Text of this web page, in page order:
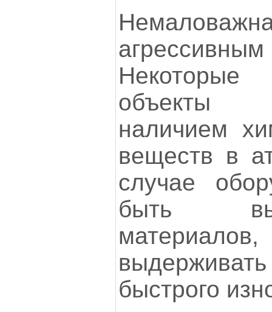
объекты
наличием
веществ в
случае
быть
выдерживать
быстрого